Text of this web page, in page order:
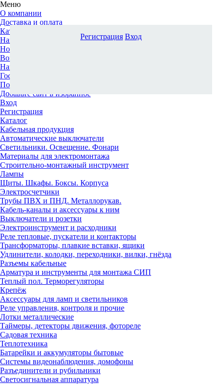
Меню
О компании
Доставка и оплата
Каталог
Наши офисы
Новости и новинки
Вопрос-ответ
Наша команда
Гос. заказчикам
Поставщикам
Добавьте сайт в избранное
Вход
Регистрация
Каталог
Кабельная продукция
Автоматические выключатели
Светильники. Освещение. Фонари
Материалы для электромонтажа
Строительно-монтажный инструмент
Лампы
Щиты. Шкафы. Боксы. Корпуса
Электросчетчики
Трубы ПВХ и ПНД. Металлорукав.
Кабель-каналы и аксессуары к ним
Выключатели и розетки
Электроинструмент и расходники
Реле тепловые, пускатели и контакторы
Трансформаторы, плавкие вставки, ящики
Удлинители, колодки, переходники, вилки, гнёзда
Разъемы кабельные
Арматура и инструменты для монтажа СИП
Теплый пол. Терморегуляторы
Крепёж
Аксессуары для ламп и светильников
Реле управления, контроля и прочие
Лотки металлические
Таймеры, детекторы движения, фотореле
Садовая техника
Теплотехника
Батарейки и аккумуляторы бытовые
Системы видеонаблюдения, домофоны
Разъединители и рубильники
Светосигнальная аппаратура
Регистрация Вход